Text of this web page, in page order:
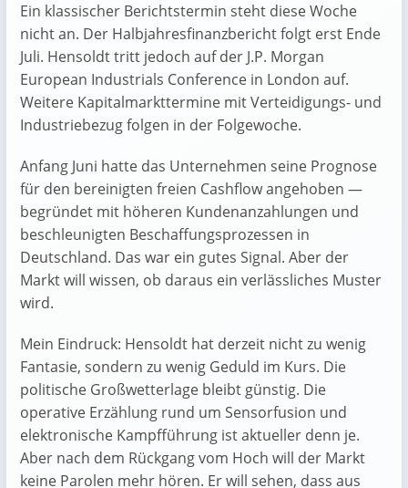
Ein klassischer Berichtstermin steht diese Woche
nicht an. Der Halbjahresfinanzbericht folgt erst Ende
Juli. Hensoldt tritt jedoch auf der J.P. Morgan
European Industrials Conference in London auf.
Weitere Kapitalmarkttermine mit Verteidigungs- und
Industriebezug folgen in der Folgewoche.
Anfang Juni hatte das Unternehmen seine Prognose
für den bereinigten freien Cashflow angehoben —
begründet mit höheren Kundenanzahlungen und
beschleunigten Beschaffungsprozessen in
Deutschland. Das war ein gutes Signal. Aber der
Markt will wissen, ob daraus ein verlässliches Muster
wird.
Mein Eindruck: Hensoldt hat derzeit nicht zu wenig
Fantasie, sondern zu wenig Geduld im Kurs. Die
politische Großwetterlage bleibt günstig. Die
operative Erzählung rund um Sensorfusion und
elektronische Kampfführung ist aktueller denn je.
Aber nach dem Rückgang vom Hoch will der Markt
keine Parolen mehr hören. Er will sehen, dass aus